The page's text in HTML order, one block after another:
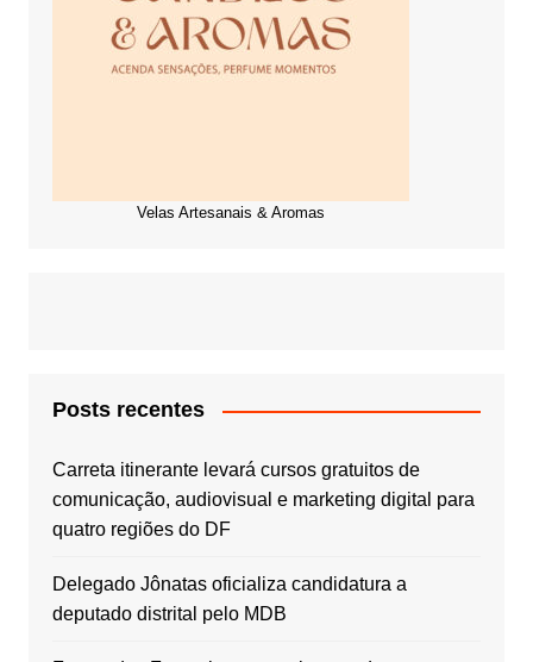
Velas Artesanais & Aromas
Posts recentes
Carreta itinerante levará cursos gratuitos de
comunicação, audiovisual e marketing digital para
quatro regiões do DF
Delegado Jônatas oficializa candidatura a
deputado distrital pelo MDB